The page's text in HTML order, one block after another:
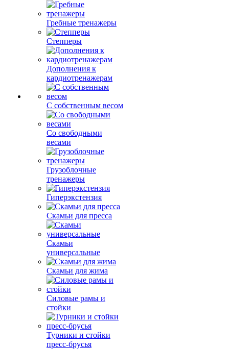
Гребные тренажеры
Степперы
Дополнения к
кардиотренажерам
С собственным весом
Со свободными
весами
Грузоблочные
тренажеры
Гиперэкстензия
Скамьи для пресса
Скамьи
универсальные
Скамьи для жима
Силовые рамы и
стойки
Турники и стойки
пресс-брусья